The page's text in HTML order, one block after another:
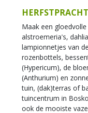
Maak een
alstroemeria's,
lampionnetjes van
rozenbottels,
(Hypericum), de
(Anthurium) en
tuin, (dak)terras of
tuincentrum in
ook de mooiste